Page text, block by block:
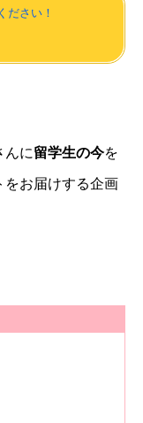
ださい！
んに留学生の今を
をお届けする企画